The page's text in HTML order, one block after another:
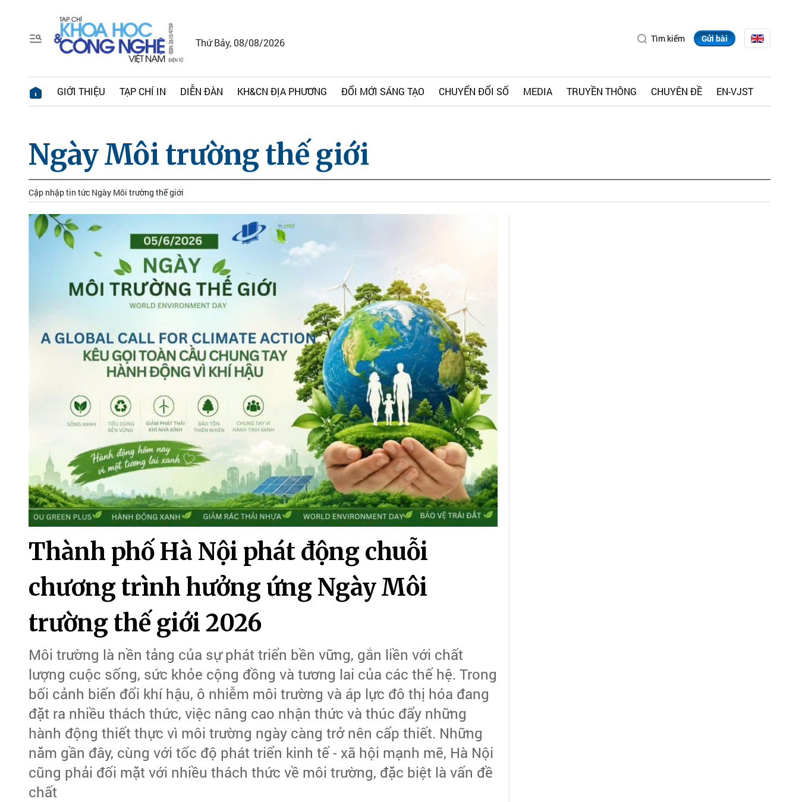
Thứ Bảy, 08/08/2026 Tìm kiếm Gửi bài
GIỚI THIỆU TẠP CHÍ IN DIỄN ĐÀN KH&CN ĐỊA PHƯƠNG ĐỔI MỚI SÁNG TẠO CHUYỂN ĐỔI SỐ MEDIA TRUYỀN THÔNG CHUYÊN ĐỀ EN-VJST
Ngày Môi trường thế giới
Cập nhập tin tức Ngày Môi trường thế giới
Thành phố Hà Nội phát động chuỗi
chương trình hưởng ứng Ngày Môi
trường thế giới 2026
Môi trường là nền tảng của sự phát triển bền vững, gắn liền với chất
lượng cuộc sống, sức khỏe cộng đồng và tương lai của các thế hệ. Trong
bối cảnh biến đổi khí hậu, ô nhiễm môi trường và áp lực đô thị hóa đang
đặt ra nhiều thách thức, việc nâng cao nhận thức và thúc đẩy những
hành động thiết thực vì môi trường ngày càng trở nên cấp thiết. Những
năm gần đây, cùng với tốc độ phát triển kinh tế - xã hội mạnh mẽ, Hà Nội
cũng phải đối mặt với nhiều thách thức về môi trường, đặc biệt là vấn đề
chất